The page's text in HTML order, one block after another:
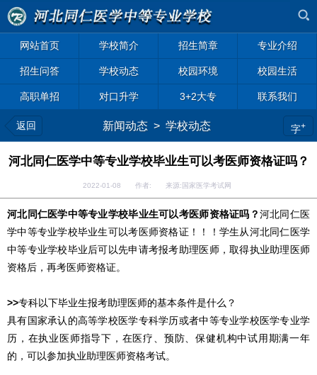
网站首页 学校简介 招生简章 专业介绍
招生问答 学校动态 校园环境 校园生活
高职单招 对口升学 3+2大专 联系我们
返回 新闻动态 > 学校动态 字+
河北同仁医学中等专业学校毕业生可以考医师资格证吗？
2022-01-08 作者: 来源:国家医学考试网
河北同仁医学中等专业学校毕业生可以考医师资格证吗？河北同仁医
学中等专业学校毕业生可以考医师资格证！！！学生从河北同仁医学
中等专业学校毕业后可以先申请考报考助理医师，取得执业助理医师
资格后，再考医师资格证。
>>专科以下毕业生报考助理医师的基本条件是什么？
具有国家承认的高等学校医学专科学历或者中等专业学校医学专业学
历，在执业医师指导下，在医疗、预防、保健机构中试用期满一年
的，可以参加执业助理医师资格考试。